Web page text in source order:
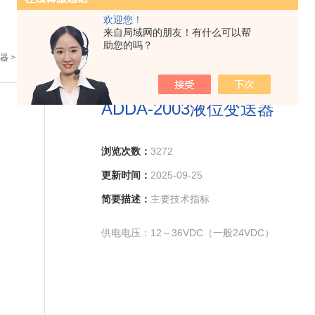
欢迎您！
来自局域网的朋友！有什么可以帮
助您的吗？
> ADDA-2003液位变送器
ADDA-2003液位变送器
浏览次数： 3272
更新时间： 2025-09-25
简要描述： 主要技术指标
供电电压：12～36VDC（一般24VDC）